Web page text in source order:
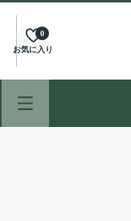
お気に入り
0